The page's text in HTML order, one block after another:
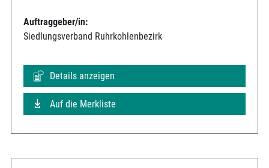
Auftraggeber/in:
Siedlungsverband Ruhrkohlenbezirk
Details anzeigen
Auf die Merkliste